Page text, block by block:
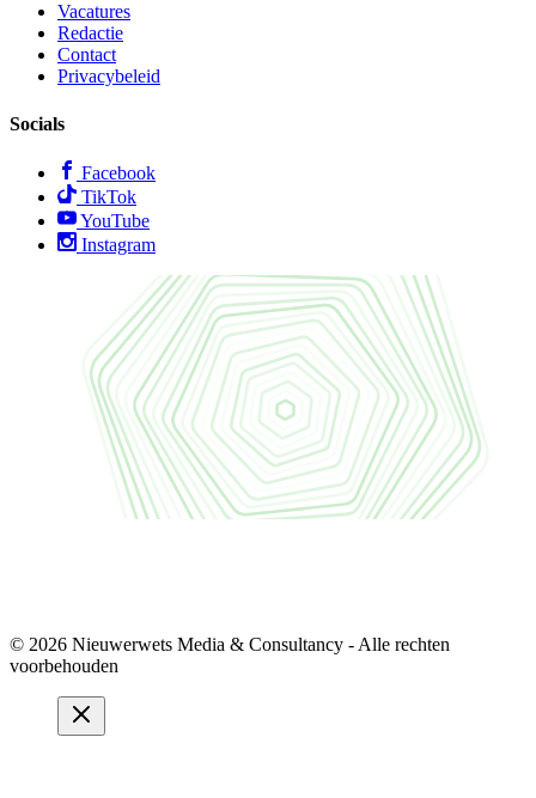
Vacatures
Redactie
Contact
Privacybeleid
Socials
Facebook
TikTok
YouTube
Instagram
© 2026 Nieuwerwets Media & Consultancy - Alle rechten
voorbehouden